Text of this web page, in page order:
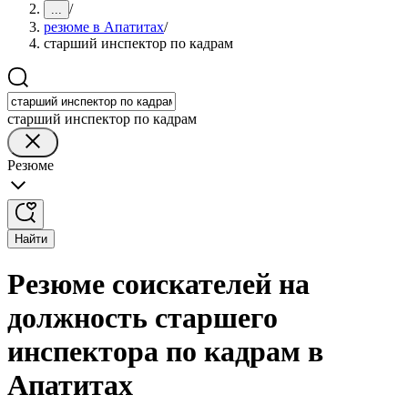
... /
резюме в Апатитах/
старший инспектор по кадрам
старший инспектор по кадрам
Резюме
Найти
Резюме соискателей на
должность старшего
инспектора по кадрам в
Апатитах